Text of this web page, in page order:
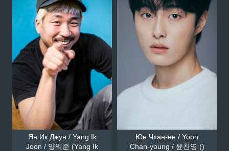
Ян Ик Джун / Yang Ik
Joon / 양익준 (Yang Ik
Юн Чхан-ён / Yoon
Chan-young / 윤찬영 ()